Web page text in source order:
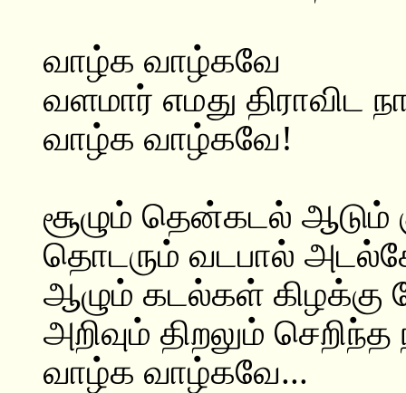
வாழ்க வாழ்கவே
வளமார் எமது திராவிட
வாழ்க வாழ்கவே!
சூழும் தென்கடல் ஆடும்
தொடரும் வடபால்
ஆழும் கடல்கள் கிழக்கு
அறிவும் திறலும் செறிந்த
வாழ்க வாழ்கவே...